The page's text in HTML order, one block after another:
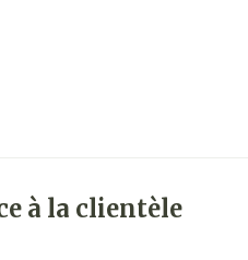
à la clientèle